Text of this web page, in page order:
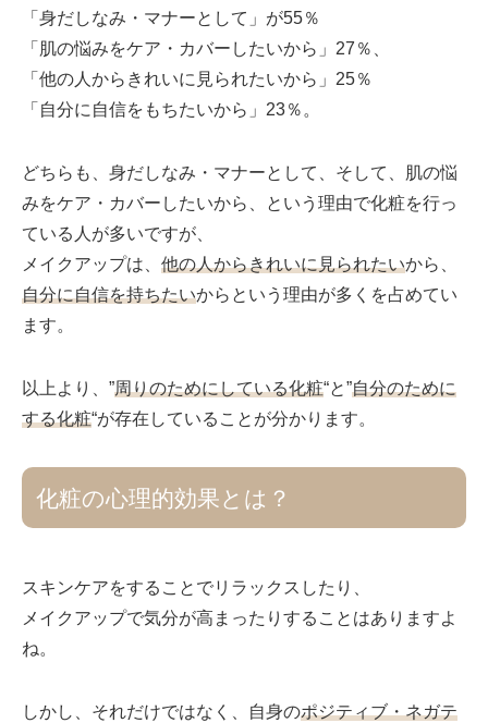
「身だしなみ・マナーとして」が55％
「肌の悩みをケア・カバーしたいから」27％、
「他の人からきれいに見られたいから」25％
「自分に自信をもちたいから」23％。
どちらも、身だしなみ・マナーとして、そして、肌の悩
みをケア・カバーしたいから、という理由で化粧を行っ
ている人が多いですが、
メイクアップは、 他の人からきれいに見られたいから、
自分に自信を持ちたいからという理由が多くを占めてい
ます。
以上より、”周りのためにしている化粧“と”自分のために
する化粧“が存在していることが分かります。
化粧の心理的効果とは？
スキンケアをすることでリラックスしたり、
メイクアップで気分が高まったりすることはありますよ
ね。
しかし、それだけではなく、自身のポジティブ・ネガテ